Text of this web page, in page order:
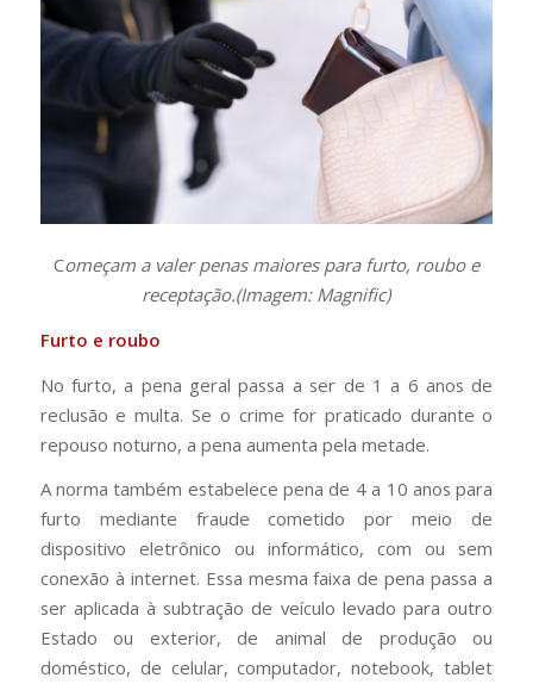
Começam a valer penas maiores para furto, roubo e
receptação.(Imagem: Magnific)
Furto e roubo
No furto, a pena geral passa a ser de 1 a 6 anos de
reclusão e multa. Se o crime for praticado durante o
repouso noturno, a pena aumenta pela metade.
A norma também estabelece pena de 4 a 10 anos para
furto mediante fraude cometido por meio de
dispositivo eletrônico ou informático, com ou sem
conexão à internet. Essa mesma faixa de pena passa a
ser aplicada à subtração de veículo levado para outro
Estado ou exterior, de animal de produção ou
doméstico, de celular, computador, notebook, tablet